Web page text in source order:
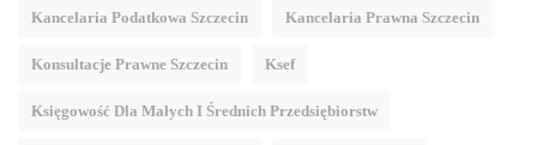
Kancelaria Podatkowa Szczecin Kancelaria Prawna Szczecin
Konsultacje Prawne Szczecin Ksef
Księgowość Dla Małych I Średnich Przedsiębiorstw